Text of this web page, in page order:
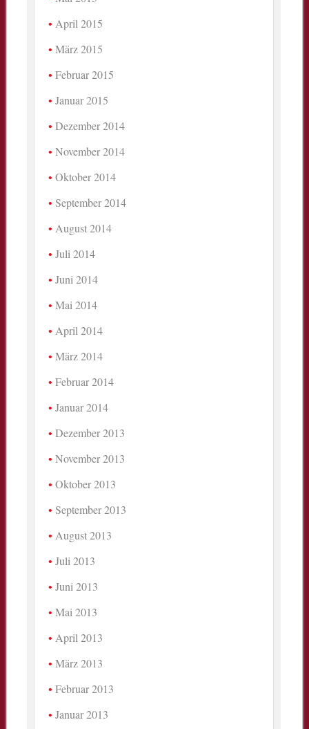
April 2015
März 2015
Februar 2015
Januar 2015
Dezember 2014
November 2014
Oktober 2014
September 2014
August 2014
Juli 2014
Juni 2014
Mai 2014
April 2014
März 2014
Februar 2014
Januar 2014
Dezember 2013
November 2013
Oktober 2013
September 2013
August 2013
Juli 2013
Juni 2013
Mai 2013
April 2013
März 2013
Februar 2013
Januar 2013